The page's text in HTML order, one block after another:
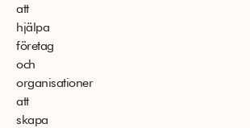
att
hjälpa
företag
och
organisationer
att
skapa